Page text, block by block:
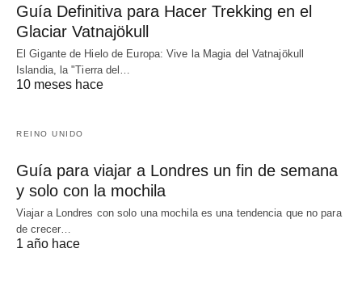
Guía Definitiva para Hacer Trekking en el
Glaciar Vatnajökull
El Gigante de Hielo de Europa: Vive la Magia del Vatnajökull
Islandia, la "Tierra del…
10 meses hace
REINO UNIDO
Guía para viajar a Londres un fin de semana
y solo con la mochila
Viajar a Londres con solo una mochila es una tendencia que no para
de crecer…
1 año hace